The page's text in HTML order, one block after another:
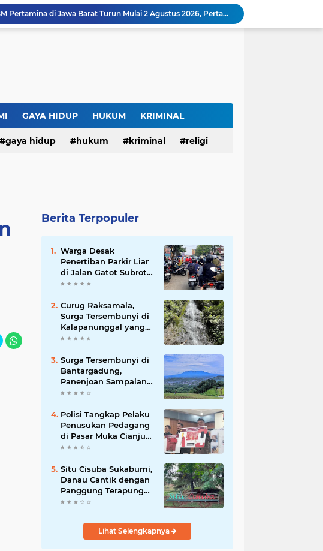
Harga BBM Pertamina di Jawa Barat Turun Mulai 2 Agustus 2026, Pertamax Jadi Rp15.950 per Liter, Cek Daftar Harga Terbaru
SAM FARM Greenhouse Cisolok Resmi Beroperasi, Hadirkan Wisata Petik Melon Premium dan Edukasi Pertanian Modern di Sukabumi
Situ Cisuba Sukabumi, Danau Cantik dengan Panggung Terapung yang Cocok Jadi Destinasi Libur Akhir Pekan
GAYA HIDUP HUKUM KRIMINAL
gaya hidup hukum kriminal religi
Berita Terpopuler
Warga Desak
Penertiban Parkir Liar
di Jalan Gatot Subroto
Bandung, Kemacetan
Mengkhawatirkan
Curug Raksamala,
Surga Tersembunyi di
Kalapanunggal yang
Siap Menjadi Ikon
Kabupaten Sukabumi
Surga Tersembunyi di
Bantargadung,
Panenjoan Sampalan
Bersiap Menjadi
Baru Sukabumi
Polisi Tangkap Pelaku
Penusukan Pedagang
di Pasar Muka Cianjur,
Terancam 15 Tahun
Situ Cisuba Sukabumi,
Danau Cantik dengan
Panggung Terapung
yang Cocok Jadi
Pekan
Lihat Selengkapnya